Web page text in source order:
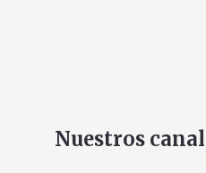
Nuestros